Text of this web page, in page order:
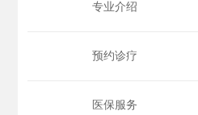
专业介绍
预约诊疗
医保服务